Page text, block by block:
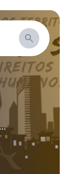
e comunidades quilombolas, universidade e poder público em seminário sobre direitos territoriais